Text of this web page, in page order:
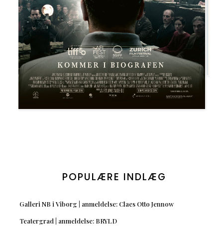
POPULÆRE INDLÆG
Galleri NB i Viborg | anmeldelse: Claes Otto Jennow
Teatergrad | anmeldelse: BRYLD